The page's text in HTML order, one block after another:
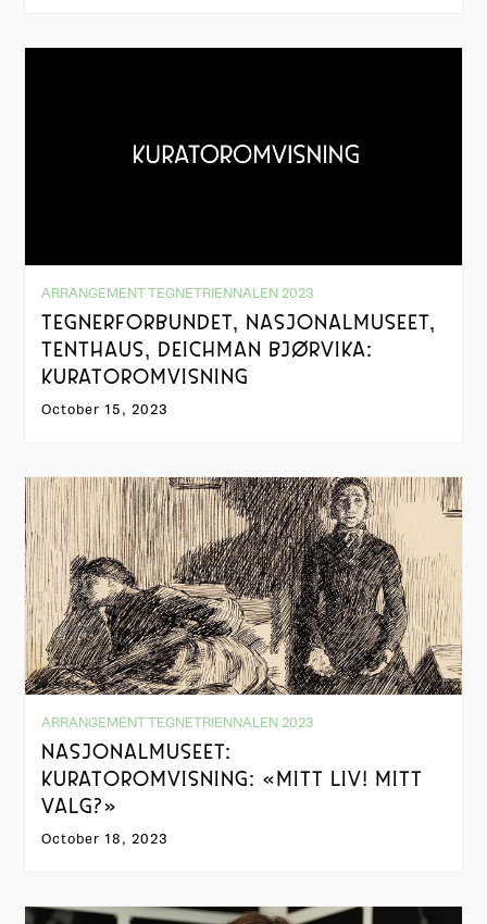
ARRANGEMENT TEGNETRIENNALEN 2023
TEGNERFORBUNDET, NASJONALMUSEET,
TENTHAUS, DEICHMAN BJØRVIKA:
KURATOROMVISNING
October 15, 2023
ARRANGEMENT TEGNETRIENNALEN 2023
NASJONALMUSEET:
KURATOROMVISNING: «MITT LIV! MITT
VALG?»
October 18, 2023